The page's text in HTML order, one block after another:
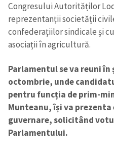
Congresului Autorităților
reprezentanții societății
confederațiilor sindicale și
asociații în agricultură.
Parlamentul se va reuni în
octombrie, unde
pentru funcția de prim-
Munteanu, își va
guvernare, solicitând
Parlamentului.